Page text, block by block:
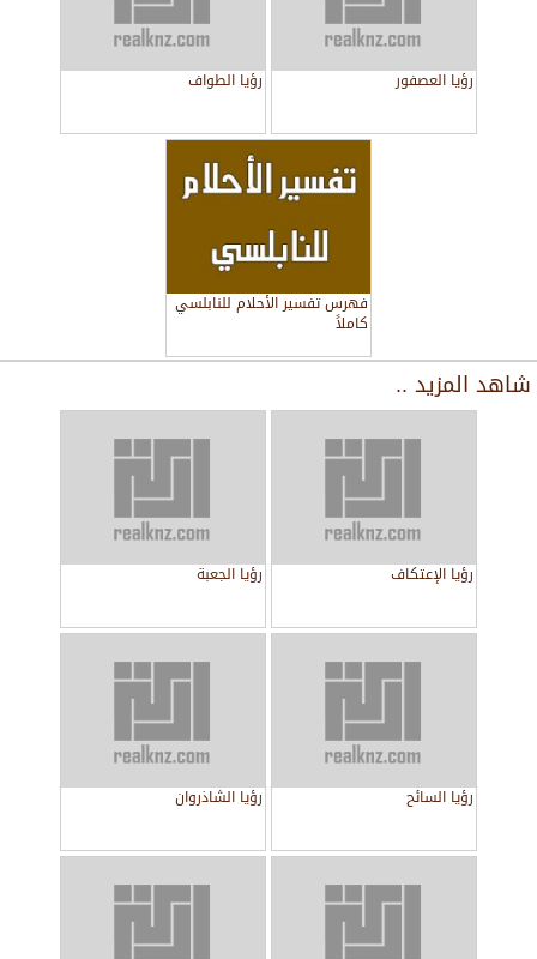
رؤيا العصفور رؤيا الطواف
فهرس تفسير الأحلام للنابلسي
كاملاً
شاهد المزيد ..
رؤيا الإعتكاف رؤيا الجعبة
رؤيا السائح رؤيا الشاذروان